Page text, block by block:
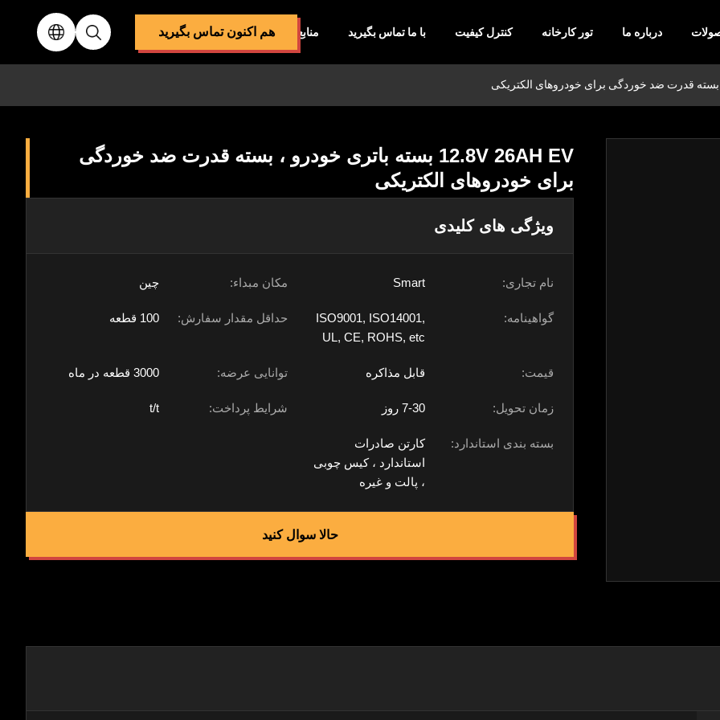
درباره ما تور کارخانه کنترل کیفیت با ما تماس بگیرید منابع هم اکنون تماس بگیرید
12.8V 26AH EV بسته باتری خودرو ، بسته قدرت ضد خوردگی
برای خودروهای الکتریکی
ویژگی های کلیدی
نام تجاری: Smart مکان مبداء: چین
گواهینامه:
ISO9001, ISO14001,
UL, CE, ROHS, etc
حداقل مقدار سفارش: 100 قطعه
قیمت: قابل مذاکره توانایی عرضه: 3000 قطعه در ماه
زمان تحویل: 7-30 روز شرایط پرداخت: t/t
بسته بندی استاندارد:
کارتن صادرات
استاندارد ، کیس چوبی
، پالت و غیره
حالا سوال کنيد